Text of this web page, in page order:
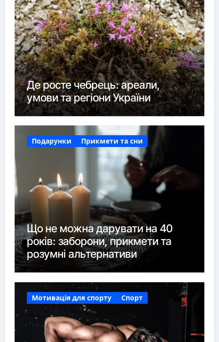
Де росте чебрець: ареали,
умови та регіони України
Подарунки Прикмети та сни
Що не можна дарувати на 40
років: заборони, прикмети та
розумні альтернативи
Мотивація для спорту Спорт